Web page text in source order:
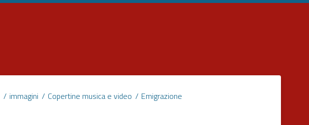
immagini Copertine musica e video Emigrazione